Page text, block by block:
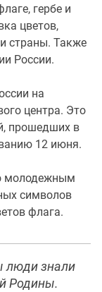
гербе и
цветов,
страны. Также
России.
на
центра. Это
прошедших в
12 июня.
молодежным
символов
флага.
люди знали
Родины.